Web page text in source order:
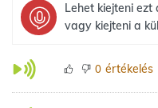
Lehet kiejteni ezt
vagy kiejteni a
0 értékelés